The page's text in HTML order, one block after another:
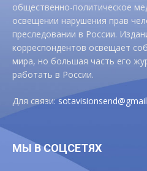
общественно-политическое
освещении нарушения прав
преследовании в России.
корреспондентов освещает
мира, но большая часть его
работать в России.
Для связи:
МЫ В СОЦСЕТЯХ